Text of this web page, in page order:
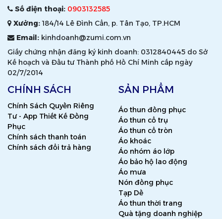
Số điện thoại: 0903132585
Xưởng:184/14 Lê Đình Cẩn, p. Tân Tạo, TP.HCM
Email: kinhdoanh@zumi.com.vn
Giấy chứng nhận đăng ký kinh doanh: 0312840445 do Sở
Kế hoạch và Đầu tư Thành phố Hồ Chí Minh cấp ngày
02/7/2014
CHÍNH SÁCH
Chính Sách Quyền Riêng
Tư - App Thiết Kế Đồng
Phục
Chính sách thanh toán
Chính sách đổi trả hàng
SẢN PHẨM
Áo thun đồng phục
Áo thun cổ trụ
Áo thun cổ tròn
Áo khoác
Áo nhóm áo lớp
Áo bảo hộ lao động
Áo mưa
Nón đồng phục
Tạp Dề
Áo thun thời trang
Quà tặng doanh nghiệp